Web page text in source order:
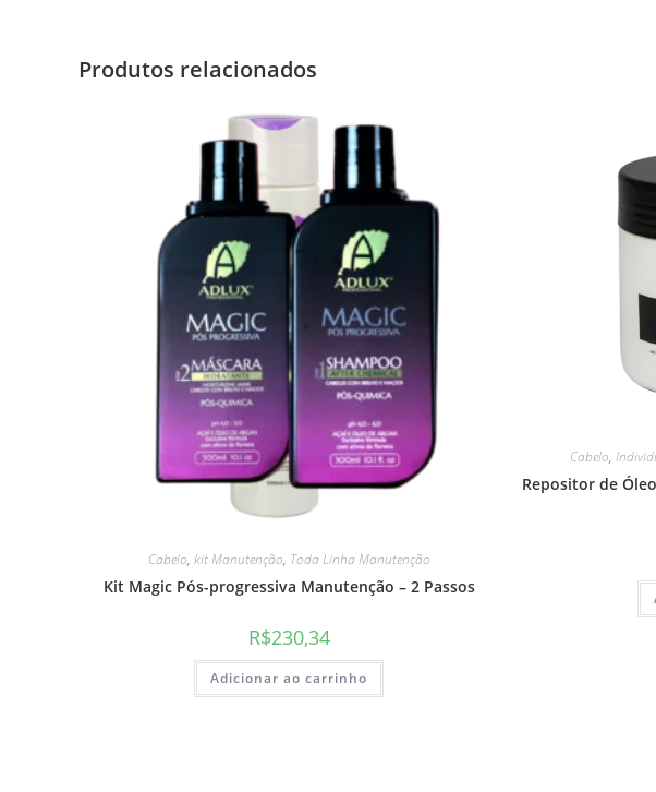
Produtos relacionados
Cabelo, kit Manutenção, Toda Linha Manutenção
Kit Magic Pós-progressiva Manutenção – 2 Passos
R$230,34
Adicionar ao carrinho
Cabelo,
Repositor de